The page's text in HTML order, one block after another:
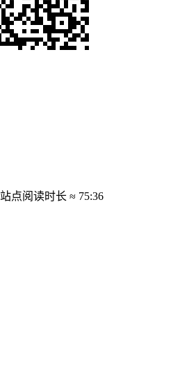
站点阅读时长 ≈ 75:36